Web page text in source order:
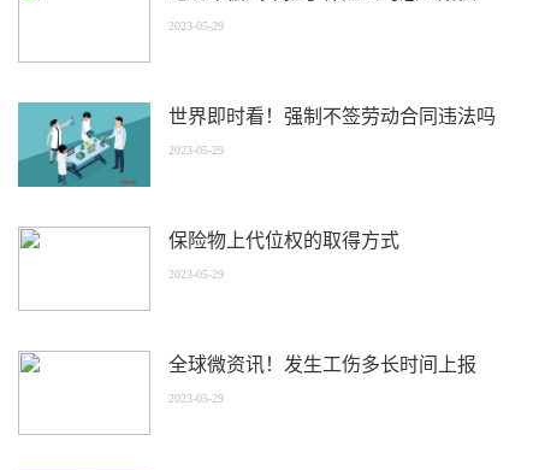
2023-05-29
世界即时看！强制不签劳动合同违法吗
2023-05-29
保险物上代位权的取得方式
2023-05-29
全球微资讯！发生工伤多长时间上报
2023-05-29